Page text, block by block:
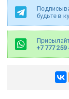
будьте в
+7 777 259